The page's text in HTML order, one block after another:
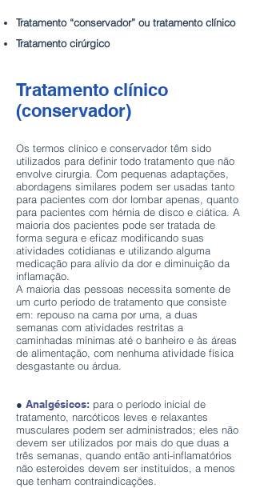
Tratamento “conservador” ou tratamento clínico
Tratamento cirúrgico
Tratamento clínico
(conservador)
Os termos clínico e conservador têm sido
utilizados para definir todo tratamento que não
envolve cirurgia. Com pequenas adaptações,
abordagens similares podem ser usadas tanto
para pacientes com dor lombar apenas, quanto
para pacientes com hérnia de disco e ciática. A
maioria dos pacientes pode ser tratada de
forma segura e eficaz modificando suas
atividades cotidianas e utilizando alguma
medicação para alívio da dor e diminuição da
inflamação.
A maioria das pessoas necessita somente de
um curto período de tratamento que consiste
em: repouso na cama por uma, a duas
semanas com atividades restritas a
caminhadas mínimas até o banheiro e às áreas
de alimentação, com nenhuma atividade física
desgastante ou árdua.
● Analgésicos: para o período inicial de
tratamento, narcóticos leves e relaxantes
musculares podem ser administrados; eles não
devem ser utilizados por mais do que duas a
três semanas, quando então anti-inflamatórios
não esteroides devem ser instituídos, a menos
que tenham contraindicações.